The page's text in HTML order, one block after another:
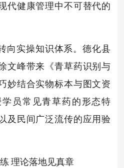
代健康管理中不可替代的
向实操知识体系。德化县
文峰带来《青草药识别与
妙结合实物标本与图文资
员常见青草药的形态特
及民间广泛流传的应用验
理论落地见真章